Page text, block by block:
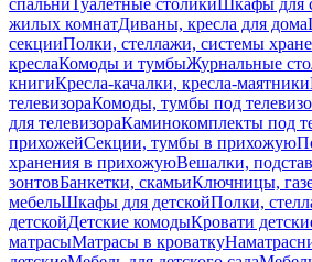
спальниТуалетные столикиШкафы для
жилых комнатДиваны, кресла для дома
секцииПолки, стеллажи, системы
креслаКомоды и тумбыЖурнальные
книгиКресла-качалки, кресла-маятники
телевизораКомоды, тумбы под
для телевизораКаминокомплекты под
прихожейСекции, тумбы в прихожую
хранения в прихожуюВешалки,
зонтовБанкетки, скамьиКлючницы,
мебельШкафы для детскойПолки,
детскойДетские комодыКровати
матрасыМатрасы в кроватку